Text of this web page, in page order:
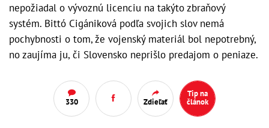
nepožiadal o vývoznú licenciu na takýto zbraňový
systém. Bittó Cigániková podľa svojich slov nemá
pochybnosti o tom, že vojenský materiál bol nepotrebný,
no zaujíma ju, či Slovensko neprišlo predajom o peniaze.
330 Zdieľať
Tip na
článok